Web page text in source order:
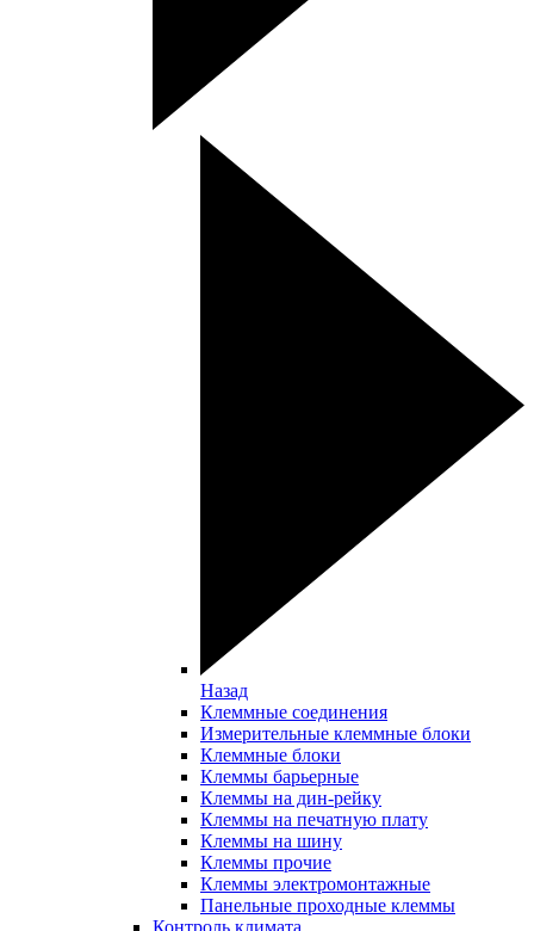
Назад
Клеммные соединения
Измерительные клеммные блоки
Клеммные блоки
Клеммы барьерные
Клеммы на дин-рейку
Клеммы на печатную плату
Клеммы на шину
Клеммы прочие
Клеммы электромонтажные
Панельные проходные клеммы
Контроль климата